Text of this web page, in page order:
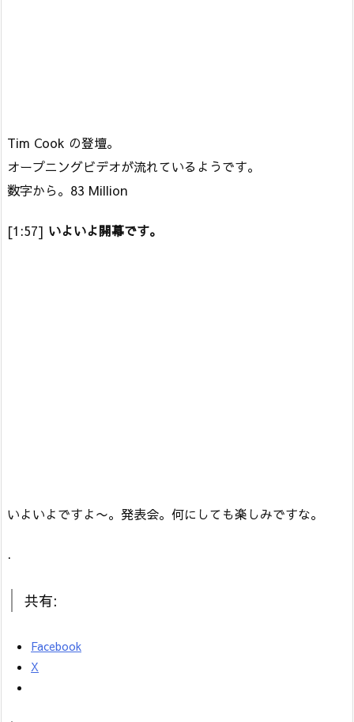
Tim Cook の登壇。
オープニングビデオが流れているようです。
数字から。83 Million
[1:57] いよいよ開幕です。
いよいよですよ〜。発表会。何にしても楽しみですな。
.
共有:
Facebook
X